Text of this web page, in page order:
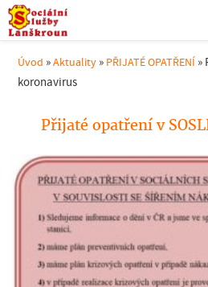
Úvod »Aktuality » PŘIJATÉ OPATŘENÍ »
koronavirus
Přijaté opatření v